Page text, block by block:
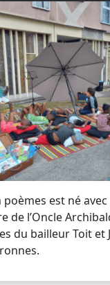
poèmes est né
de l’Oncle
du bailleur Toit et